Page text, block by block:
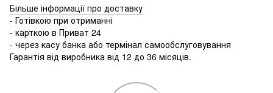
Більше інформації про доставку
- Готівкою при отриманні
- карткою в Приват 24
- через касу банка або термінал самообслуговування
Гарантія від виробника від 12 до 36 місяців.